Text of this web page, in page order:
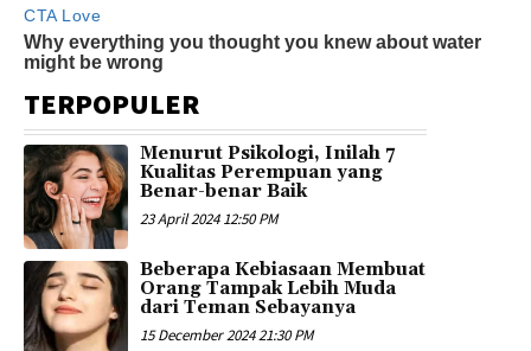
TERPOPULER
Menurut Psikologi, Inilah 7
Kualitas Perempuan yang
Benar-benar Baik
23 April 2024 12:50 PM
Beberapa Kebiasaan Membuat
Orang Tampak Lebih Muda
dari Teman Sebayanya
15 December 2024 21:30 PM